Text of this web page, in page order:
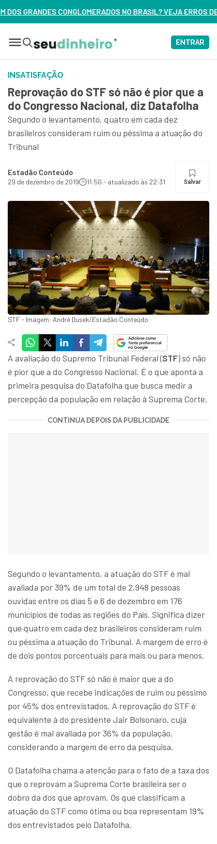
NO BRASIL? VEJA ERROS DE 3 DELES – ASSISTA AGORA
ENTRAR
INSATISFAÇÃO
Reprovação do STF só não é pior que a
do Congresso Nacional, diz Datafolha
Segundo o levantamento, quatro em cada dez
brasileiros consideram ruim ou péssima a atuação do
Tribunal
Estadão Conteúdo
29 de dezembro de 2019 11:50 - atualizado às 22:31 Salvar
STF - Imagem: André Dusek/Estadão Conteúdo
A avaliação do Supremo Tribunal Federal (STF) só não
é pior que a do Congresso Nacional. É o que aponta a
primeira pesquisa do Datafolha que busca medir a
percepção da população em relação à Suprema Corte.
CONTINUA DEPOIS DA PUBLICIDADE
Segundo o levantamento, a atuação do STF é mal
avaliada por 39% de um total de 2.948 pessoas
ouvidas entre os dias 5 e 6 de dezembro em 176
municípios de todas as regiões do País. Significa dizer
que quatro em cada dez brasileiros consideram ruim
ou péssima a atuação do Tribunal. A margem de erro é
de dois pontos porcentuais para mais ou para menos.
A reprovação do STF só não é maior que a do
Congresso, que recebe indicações de ruim ou péssimo
por 45% dos entrevistados. A reprovação do STF é
equivalente à do presidente Jair Bolsonaro, cuja
gestão é mal avaliada por 36% da população,
considerando a margem de erro da pesquisa.
O Datafolha chama a atenção para o fato de a taxa dos
que o reprovam a Suprema Corte brasileira ser o
dobro da dos que aprovam. Os que classificam a
atuação do STF como ótima ou boa representam 19%
dos entrevistados pelo Datafolha.